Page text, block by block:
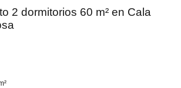
2 dormitorios 60 m² en Cala